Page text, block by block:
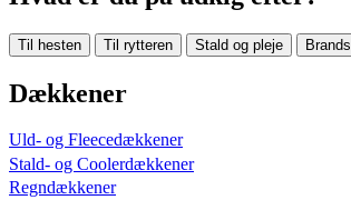
Til hesten Til rytteren Stald og pleje Brands
Dækkener
Uld- og Fleecedækkener
Stald- og Coolerdækkener
Regndækkener